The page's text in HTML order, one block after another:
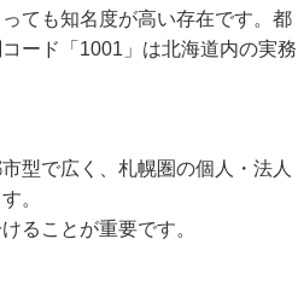
ても知名度が高い存在です。都
ード「1001」は北海道内の実務
型で広く、札幌圏の個人・法人
。
ることが重要です。